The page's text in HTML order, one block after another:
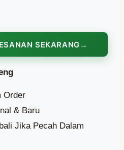
SEKARANG
Order
& Baru
Jika Pecah Dalam